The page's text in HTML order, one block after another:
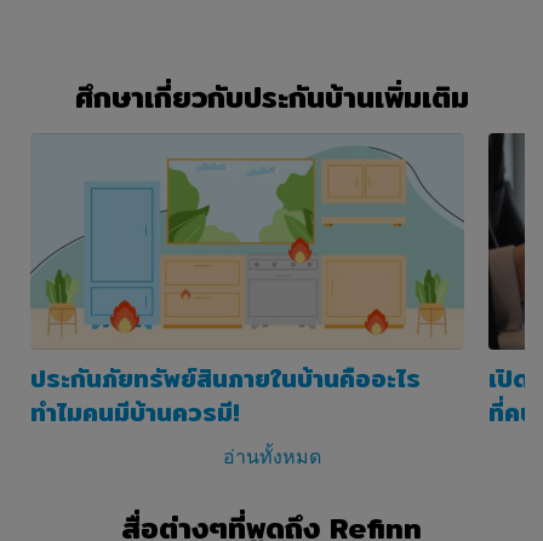
ข้อ 4 สิ่งที่ท่านต้องรับผิดชอบ
ท่านตกลงที่จะรับผิดชอบในเรื่องดังต่อไปนี้
ก.ท่านจะใช้เว็บไซต์ของบริษัทต่อเมื่อท่าน
มีอายุตั้งแต่ 18 ปีขึ้นไปเท่านั้น เพื่อการใช้ส่วน
บุคคลและไม่ใช่ในเชิงพาณิชย์
ข.หากท่านสร้างบัญชีขึ้นผ่านเว็บไซต์ของ
บริษัท หรือหากท่าน (ด้วยประการอื่นใด) ยื่น
ข้อมูลส่วนบุคคล (ตามที่ นิยามในนโยบายว่า
ด้วยการเก็บรักษาข้อมูลส่วนบุคคล) หรือข้อมูล
อื่นๆ ให้แก่บริษัท ท่านรับรองว่า ข้อมูลที่ท่าน
มอบให้เป็นความจริง ทันสมัย ถูกต้องและ
สมบูรณ์
ค.ท่านต้องรับผิดชอบต่อการปรับปรุงข้อมูล
ส่วนบุคคลของท่านให้เป็นปัจจุบันและถูกต้อง
ผ่าน) และท่านจะไม่แบ่งปัน รายละเอียดของ
ศึกษาเกี่ยวกับประกันบ้านเพิ่มเติม
ประกันภัยทรัพย์สินภายในบ้านคืออะไร
ทำไมคนมีบ้านควรมี!
เปิด
ที่คน
อ่านทั้งหมด
สื่อต่างๆที่พูดถึง Refinn